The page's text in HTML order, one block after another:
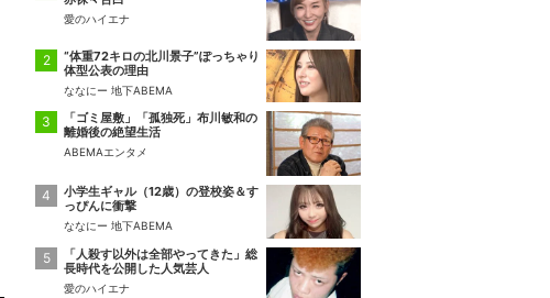
愛のハイエナ
“体重72キロの北川景子”ぽっちゃり
体型公表の理由
ななにー 地下ABEMA
「ゴミ屋敷」「孤独死」布川敏和の
離婚後の絶望生活
ABEMAエンタメ
小学生ギャル（12歳）の登校姿＆す
っぴんに衝撃
ななにー 地下ABEMA
「人殺す以外は全部やってきた」総
長時代を公開した人気芸人
愛のハイエナ